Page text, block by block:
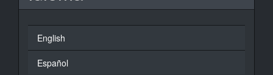
English
Español